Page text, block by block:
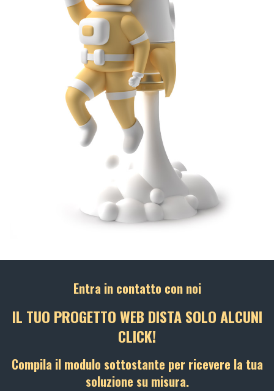
Entra in contatto con noi
IL TUO PROGETTO WEB DISTA SOLO ALCUNI
CLICK!
Compila il modulo sottostante per ricevere la tua
soluzione su misura.